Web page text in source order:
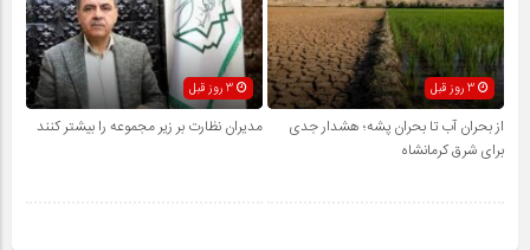
3 روز قبل
از بحران آب تا بحران پشه؛ هشدار جدی
برای شرق کرمانشاه
مدیران نظارت بر زیر مجموعه را بیشتر کنند